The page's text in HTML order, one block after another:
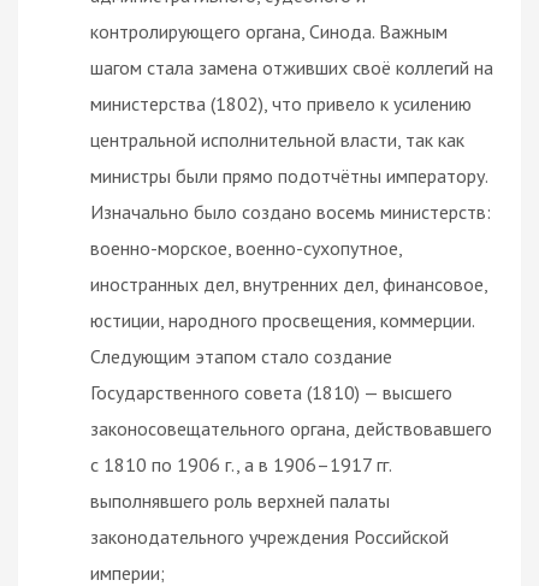
контролирующего органа, Синода. Важным
шагом стала замена отживших своё коллегий на
министерства (1802), что привело к усилению
центральной исполнительной власти, так как
министры были прямо подотчётны императору.
Изначально было создано восемь министерств:
военно-морское, военно-сухопутное,
иностранных дел, внутренних дел, финансовое,
юстиции, народного просвещения, коммерции.
Следующим этапом стало создание
Государственного совета (1810) — высшего
законосовещательного органа, действовавшего
с 1810 по 1906 г., а в 1906–1917 гг.
выполнявшего роль верхней палаты
законодательного учреждения Российской
империи;